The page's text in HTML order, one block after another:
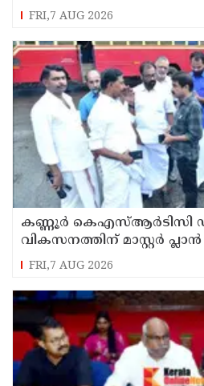
ഉരുൾപൊട്ടൽ; 13 പേരെ
FRI,7 AUG 2026
കണ്ണൂർ കെഎസ്ആർടിസി
വികസനത്തിന് മാസ്റ്റർ പ്ലാൻ
സമർപ്പിക്കും : ടി ഒ
FRI,7 AUG 2026